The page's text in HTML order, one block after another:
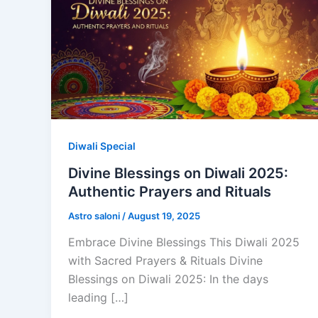
Diwali Special
Divine Blessings on Diwali 2025:
Authentic Prayers and Rituals
Astro saloni /August 19, 2025
Embrace Divine Blessings This Diwali 2025
with Sacred Prayers & Rituals Divine
Blessings on Diwali 2025: In the days
leading […]